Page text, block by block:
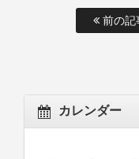
前の記
カレンダー